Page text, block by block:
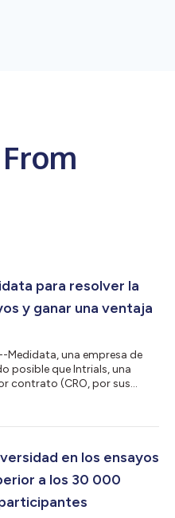
para resolver la
y ganar una ventaja
Medidata, una empresa de
posible que Intrials, una
contrato (CRO, por sus
apoyo por parte de los
la capacidad de
y atr...
en los ensayos
a los 30 000